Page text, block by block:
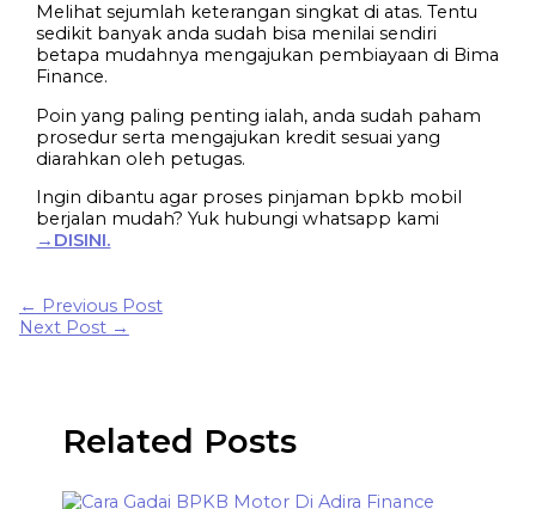
Melihat sejumlah keterangan singkat di atas. Tentu
sedikit banyak anda sudah bisa menilai sendiri
betapa mudahnya mengajukan pembiayaan di Bima
Finance.
Poin yang paling penting ialah, anda sudah paham
prosedur serta mengajukan kredit sesuai yang
diarahkan oleh petugas.
Ingin dibantu agar proses pinjaman bpkb mobil
berjalan mudah? Yuk hubungi whatsapp kami
→DISINI.
← Previous Post
Next Post →
Related Posts